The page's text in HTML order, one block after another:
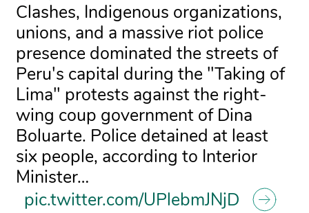
Clashes, Indigenous organizations,
unions, and a massive riot police
presence dominated the streets of
Peru's capital during the "Taking of
Lima" protests against the right-
wing coup government of Dina
Boluarte. Police detained at least
six people, according to Interior
Minister…
pic.twitter.com/UPlebmJNjD